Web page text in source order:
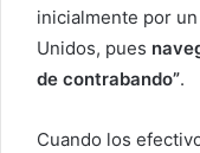
inicialmente por
Unidos, pues
de contrabando”.
Cuando los